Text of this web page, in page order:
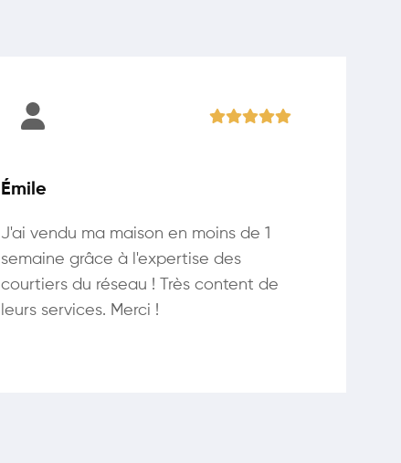
Émile
J'ai vendu ma maison en moins de 1
semaine grâce à l'expertise des
courtiers du réseau ! Très content de
leurs services. Merci !